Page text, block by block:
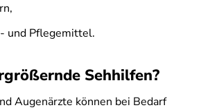
und Pflegemittel.
Sehhilfen?
Augenärzte können bei Bedarf